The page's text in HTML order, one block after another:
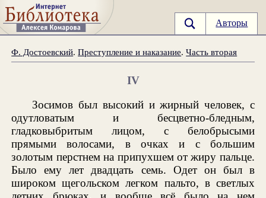
Авторы
Ф. Достоевский.Преступление и наказание.Часть вторая
IV
Зосимов был высокий и жирный человек, с
одутловатым и бесцветно-бледным,
гладковыбритым лицом, с белобрысыми
прямыми волосами, в очках и с большим
золотым перстнем на припухшем от жиру пальце.
Было ему лет двадцать семь. Одет он был в
широком щегольском легком пальто, в светлых